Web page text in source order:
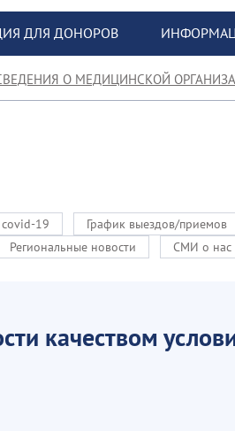
ДЛЯ ДОНОРОВ
О МЕДИЦИНСКОЙ
19 График выездов/приемов
Региональные новости СМИ о нас
качеством